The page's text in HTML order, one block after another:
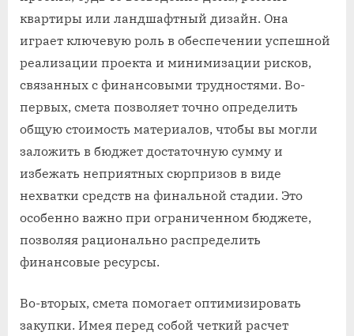
квартиры или ландшафтный дизайн. Она
играет ключевую роль в обеспечении успешной
реализации проекта и минимизации рисков,
связанных с финансовыми трудностями. Во-
первых, смета позволяет точно определить
общую стоимость материалов, чтобы вы могли
заложить в бюджет достаточную сумму и
избежать неприятных сюрпризов в виде
нехватки средств на финальной стадии. Это
особенно важно при ограниченном бюджете,
позволяя рационально распределить
финансовые ресурсы.
Во-вторых, смета помогает оптимизировать
закупки. Имея перед собой четкий расчет